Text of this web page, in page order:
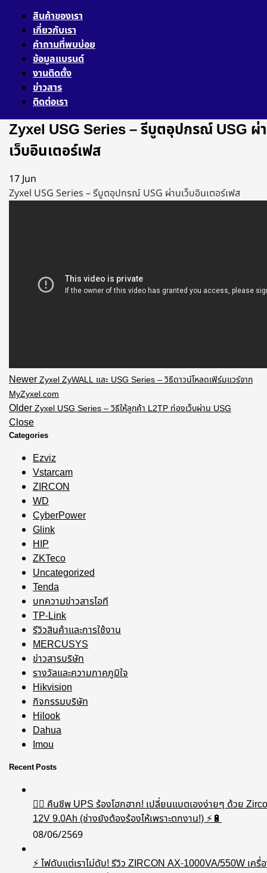
สินค้าของเรา
เกี่ยวกับเรา
คำถามที่พบบ่อย
ข้อมูลแบรนด์
งานติดตั้ง
ข่าวสาร
ติดต่อเรา
Zyxel USG Series – รีบูตอุปกรณ์ USG ผ่
เว็บอินเตอร์เฟส
17Jun
Zyxel USG Series – รีบูตอุปกรณ์ USG ผ่านเว็บอินเตอร์เฟส
NewerZyxel ZyWALL และ USG Series – วิธีดาวน์โหลดเฟิร์มแวร์จาก
MyZyxel.com
OlderZyxel USG Series – วิธีให้ลูกค้า L2TP ท่องเว็บผ่าน USG
Close
Categories
Ezviz
Vstarcam
ZIRCON
WD
CyberPower
Glink
HIP
ZKTeco
Uncategorized
Tenda
บทความข่าวสารไอที
TP-Link
รีวิวสินค้าและการใช้งาน
MERCUSYS
ข่าวสารบริษัท
รางวัลและความภาคภูมิใจ
Hikvision
กิจกรรมบริษัท
Hilook
Dahua
Imou
Recent Posts
🧟‍♂️ คืนชีพ UPS ร้องโฮกฮาก! เปลี่ยนแบตเองง่ายๆ ด้วย
12V 9.0Ah (ช่างยังต้องร้องไห้เพราะตกงาน!) ⚡️🔋
08/06/2569
⚡ ไฟดับแต่เราไม่ดับ! รีวิว ZIRCON AX-1000VA/550W เครื่